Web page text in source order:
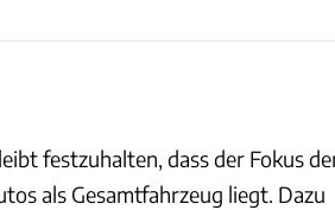
festzuhalten, dass der Fokus
als Gesamtfahrzeug liegt. Dazu